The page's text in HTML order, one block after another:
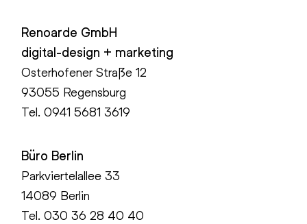
Renoarde GmbH
digital-design + marketing
Osterhofener Straße 12
93055 Regensburg
Tel.0941 5681 3619
Büro Berlin
Parkviertelallee 33
14089 Berlin
Tel.030 36 28 40 40